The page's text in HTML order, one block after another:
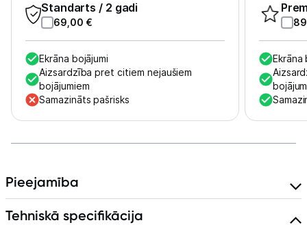
Ražotāju atjaunota tehnika
Vēlmju saraksts
Blogs
Piegāde un apmaksa
Tehnikas izvešana
Uzņēmumiem
Standarts / 2 gadi
69,00 €
Ekrāna bojājumi
Aizsardzība pret citiem nejaušiem
bojājumiem
Samazināts pašrisks
Ekrāna
Pieejamība
Tehniskā specifikācija